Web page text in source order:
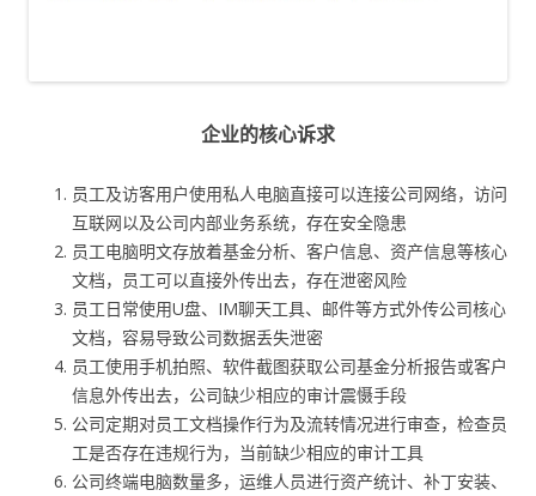
企业的核心诉求
员工及访客用户使用私人电脑直接可以连接公司网络，访问
互联网以及公司内部业务系统，存在安全隐患
员工电脑明文存放着基金分析、客户信息、资产信息等核心
文档，员工可以直接外传出去，存在泄密风险
员工日常使用U盘、IM聊天工具、邮件等方式外传公司核心
文档，容易导致公司数据丢失泄密
员工使用手机拍照、软件截图获取公司基金分析报告或客户
信息外传出去，公司缺少相应的审计震慑手段
公司定期对员工文档操作行为及流转情况进行审查，检查员
工是否存在违规行为，当前缺少相应的审计工具
公司终端电脑数量多，运维人员进行资产统计、补丁安装、